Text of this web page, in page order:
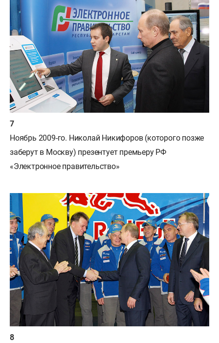
Ноябрь 2009-го. Николай Никифоров (которого позже
заберут в Москву) презентует премьеру РФ
«Электронное правительство»